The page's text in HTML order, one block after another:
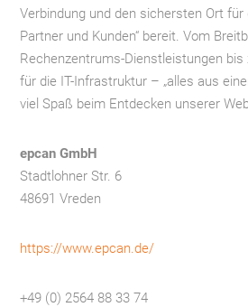
Verbindung und den sichersten Ort
Partner und Kunden“ bereit. Vom
Rechenzentrums-Dienstleistungen
für die IT-Infrastruktur – „alles aus
viel Spaß beim Entdecken unserer
epcan GmbH
Stadtlohner Str. 6
48691 Vreden
https://www.epcan.de/
+49 (0) 2564 88 33 74